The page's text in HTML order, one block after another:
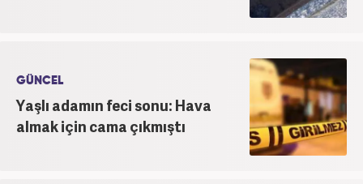
GÜNCEL
Yaşlı adamın feci sonu: Hava
almak için cama çıkmıştı